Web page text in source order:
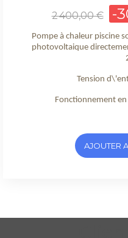
Prix
de
2 400,00 € -
Pompe à chaleur piscine
photovoltaique
Tension
Fonctionnement
AJOUTER